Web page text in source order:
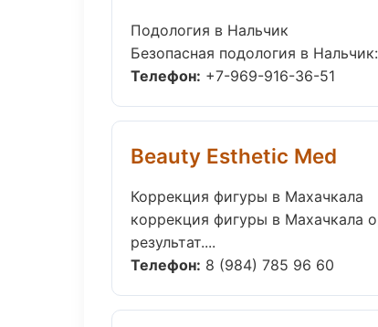
Подология в Нальчик
Безопасная подология в
Телефон: +7-969-916-36-51
Beauty Esthetic Med
Коррекция фигуры в Махачкала
коррекция фигуры в Махачкала
результат....
Телефон: 8 (984) 785 96 60